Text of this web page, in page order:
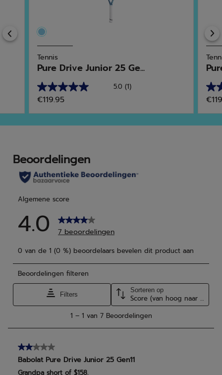
Previous
Tennis
Pure Drive Junior 25 Ge...
5.0 (1)
5.0
van
de
5
1
beoordeling
€119.95
4.3
van
de
5